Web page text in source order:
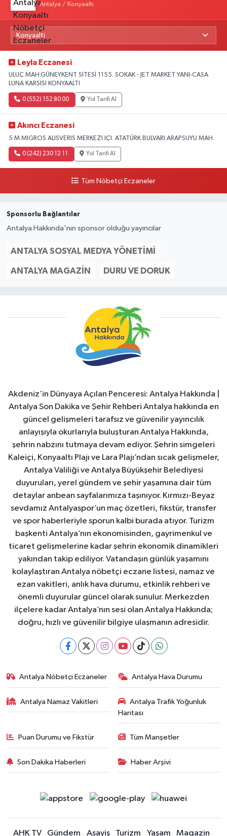
Antalya / Konyaaltı
Leyla Eczanesi
ULUÇ MAH.GÜNEYKENT SİTESİ 1155. SOKAK - JET MARKET YANI-CASA
LUNA KARŞISI KONYAALTI
0 (552) 152 80 00 Yol Tarifi Al
Akıncı Eczanesi
5 M MIGROS ALISVERIS MERKEZI IÇI. ATATÜRK BULVARI.ARAPSUYU MAH.
0 (242) 230 12 11 Yol Tarifi Al
Tüm Nöbetçi Eczaneler
Sponsorlu Bağlantılar
Antalya Hakkında'nın sponsor olduğu yayıncılar
ANTALYA SOSYAL MEDYA YÖNETIMI
ANTALYA MAGAZIN DURU VE DORUK
Akdeniz’in Dünyaya Açılan Penceresi: Antalya Hakkında |
Antalya Son Dakika ve Şehir Rehberi Antalya hakkında en
güncel gelişmeleri tarafsız ve güvenilir yayıncılık
anlayışıyla okurlarıyla buluşturan Antalya Hakkında,
şehrin nabzını tutmaya devam ediyor. Şehrin simgeleri
Kaleiçi, Konyaaltı Plajı ve Lara Plajı’ndan sıcak gelişmeler,
Antalya Valiliği ve Antalya Büyükşehir Belediyesi
duyuruları, yerel gündem ve şehir yaşamına dair tüm
detaylar anbean sayfalarımıza taşınıyor. Kırmızı-Beyaz
sevdamız Antalyaspor’un maç özetleri, fikstür, transfer
ve spor haberleriyle sporun kalbi burada atıyor. Turizm
başkenti Antalya’nın ekonomisinden, gayrimenkul ve
ticaret gelişmelerine kadar şehrin ekonomik dinamikleri
yakından takip ediliyor. Vatandaşın günlük yaşamını
kolaylaştıran Antalya nöbetçi eczane listesi, namaz ve
ezan vakitleri, anlık hava durumu, etkinlik rehberi ve
önemli duyurular güncel olarak sunulur. Merkezden
ilçelere kadar Antalya’nın sesi olan Antalya Hakkında;
doğru, hızlı ve güvenilir bilgiye ulaşmanın adresidir.
Antalya Nöbetçi Eczaneler Antalya Hava Durumu
Antalya Namaz Vakitleri
Antalya Trafik Yoğunluk
Haritası
Puan Durumu ve Fikstür Tüm Manşetler
Son Dakika Haberleri Haber Arşivi
AHK TV Gündem Asayiş Turizm Yaşam Magazin